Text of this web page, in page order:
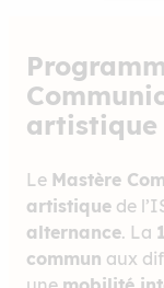
artistique
Le Mastère
artistique de
alternance. La
commun aux